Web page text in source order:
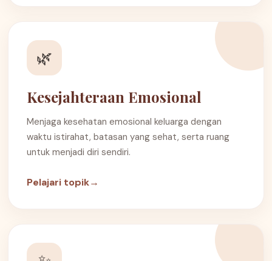
🌿
Kesejahteraan Emosional
Menjaga kesehatan emosional keluarga dengan
waktu istirahat, batasan yang sehat, serta ruang
untuk menjadi diri sendiri.
Pelajari topik→